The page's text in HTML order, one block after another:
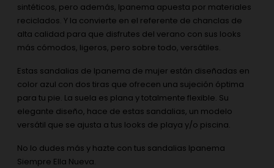
sintéticos, pero además, Ipanema apuesta por materiales
reciclados. Y la convierte en el referente de chanclas de
alta calidad para que disfrutes del verano con sus looks
más cómodos, ligeros, pero sobre todo, versátiles.
Estas sandalias de Ipanema de mujer están diseñadas en
color azul con dos tiras que ofrecen una sujeción óptima
para tu pie. La suela es plana y totalmente flexible. Su
elegante diseño, hace de estas sandalias, un modelo
versátil que se ajusta a tus looks de playa y/o piscina.
No lo dudes más y hazte con tus sandalias Ipanema
Siempre Ella Nueva.